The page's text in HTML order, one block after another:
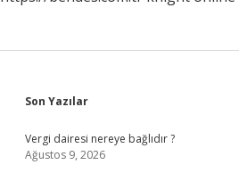
Sidebar
Son Yazılar
Vergi dairesi nereye bağlıdır ?
Ağustos 9, 2026